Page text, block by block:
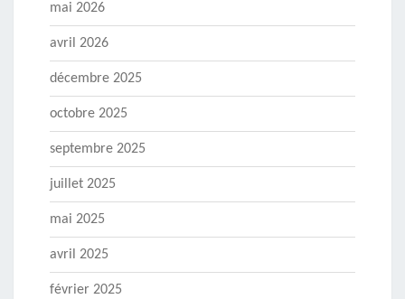
mai 2026
avril 2026
décembre 2025
octobre 2025
septembre 2025
juillet 2025
mai 2025
avril 2025
février 2025